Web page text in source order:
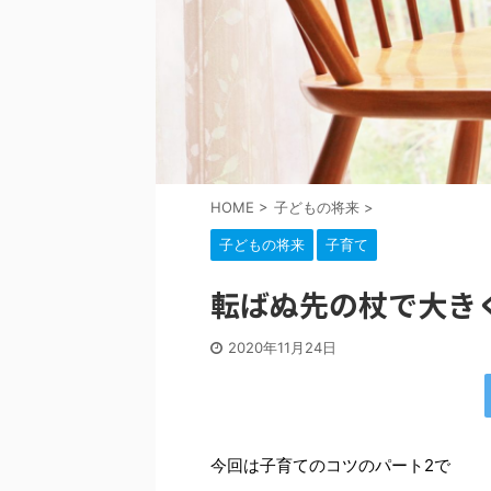
HOME > 子どもの将来 >
子どもの将来 子育て
転ばぬ先の杖で大き
2020年11月24日
今回は子育てのコツのパート2で